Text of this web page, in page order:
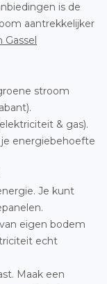
is de
aantrekkelijker
stroom
& gas).
energiebehoefte
Je kunt
eigen bodem
echt
Maak een